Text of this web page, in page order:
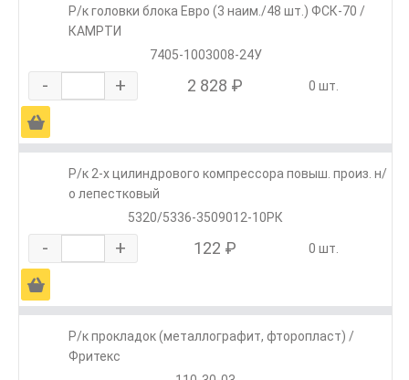
Р/к головки блока Евро (3 наим./48 шт.) ФСК-70 /
КАМРТИ
7405-1003008-24У
- + 2 828 ₽ 0 шт.
Ä
Р/к 2-х цилиндрового компрессора повыш. произ. н/
о лепестковый
5320/5336-3509012-10РК
- + 122 ₽ 0 шт.
Ä
Р/к прокладок (металлографит, фторопласт) /
Фритекс